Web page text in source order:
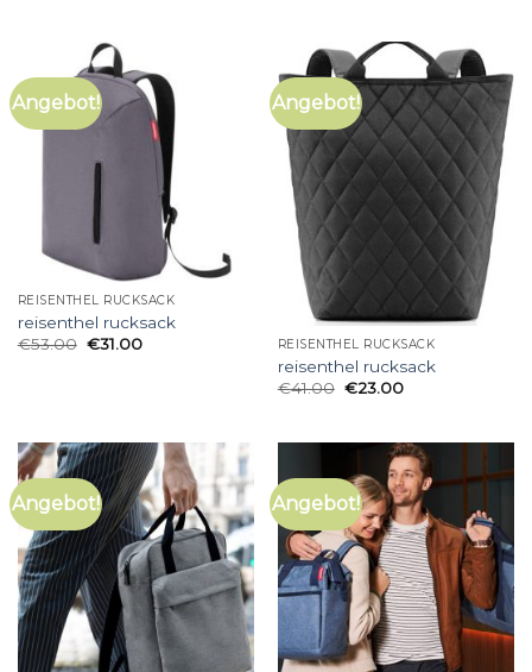
Angebot!
REISENTHEL RUCKSACK
reisenthel rucksack
€53.00 €31.00
Angebot!
REISENTHEL RUCKSACK
reisenthel rucksack
€41.00 €23.00
Angebot! Angebot!